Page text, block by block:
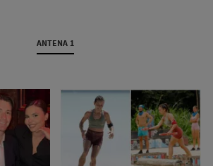
ANTENA 1